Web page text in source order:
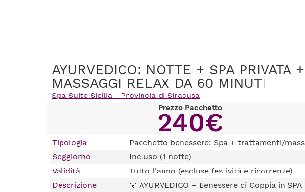
AYURVEDICO: NOTTE + SPA PRIVATA
MASSAGGI RELAX DA 60 MINUTI
Spa Suite Sicilia - Provincia di Siracusa
Prezzo Pacchetto
240€
Tipologia
Pacchetto benessere: Spa + trattamenti/
Soggiorno
Incluso (1 notte)
Validità
Tutto l'anno (escluse festività e ricorrenze)
Descrizione
🌹 AYURVEDICO – Benessere di Coppia in SPA